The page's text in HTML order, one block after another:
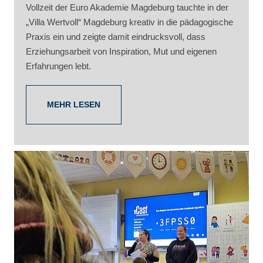
Vollzeit der Euro Akademie Magdeburg tauchte in der
„Villa Wertvoll“ Magdeburg kreativ in die pädagogische
Praxis ein und zeigte damit eindrucksvoll, dass
Erziehungsarbeit von Inspiration, Mut und eigenen
Erfahrungen lebt.
MEHR LESEN